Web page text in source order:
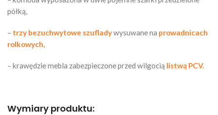
półką,
– trzy bezuchwytowe szufladywysuwane na prowadnicach
rolkowych,
– krawędzie mebla zabezpieczone przed wilgocią listwą PCV.
Wymiary produktu: